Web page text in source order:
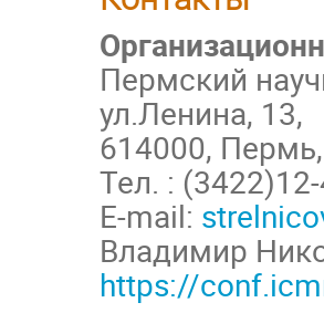
Пермский
ул.Ленина, 13,
614000,
Тел. :
E-mail:
Владимир
https://